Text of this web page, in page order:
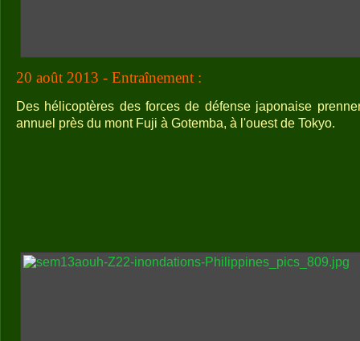
20 août 2013 - Entraînement :
Des hélicoptères des forces de défense japonaise
annuel près du mont Fuji à Gotemba, à l'ouest de Tokyo.